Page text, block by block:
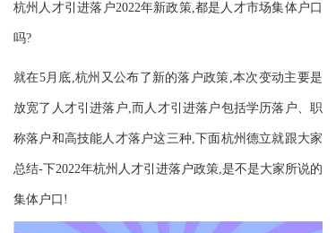
杭州人才引进落户2022年新政策,都是人才市场集体户口
吗?
就在5月底,杭州又公布了新的落户政策,本次变动主要是
放宽了人才引进落户,而人才引进落户包括学历落户、职
称落户和高技能人才落户这三种,下面杭州德立就跟大家
总结-下2022年杭州人才引进落户政策,是不是大家所说的
集体户口!